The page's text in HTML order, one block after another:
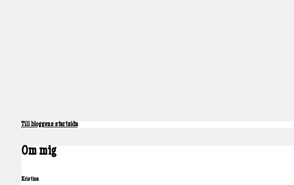
Till bloggens startsida
Om mig
Kristina